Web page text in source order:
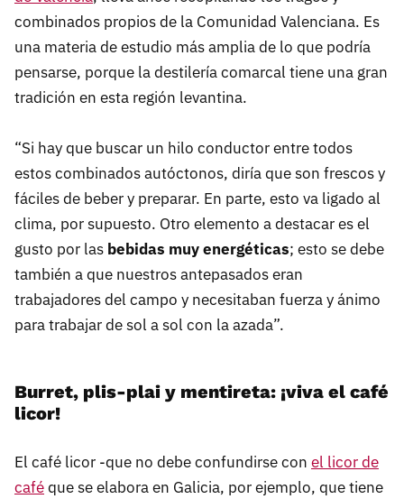
combinados propios de la Comunidad Valenciana. Es
una materia de estudio más amplia de lo que podría
pensarse, porque la destilería comarcal tiene una gran
tradición en esta región levantina.
“Si hay que buscar un hilo conductor entre todos
estos combinados autóctonos, diría que son frescos y
fáciles de beber y preparar. En parte, esto va ligado al
clima, por supuesto. Otro elemento a destacar es el
gusto por las bebidas muy energéticas; esto se debe
también a que nuestros antepasados eran
trabajadores del campo y necesitaban fuerza y ánimo
para trabajar de sol a sol con la azada”.
Burret, plis-plai y mentireta: ¡viva el café
licor!
El café licor -que no debe confundirse con el licor de
caféque se elabora en Galicia, por ejemplo, que tiene